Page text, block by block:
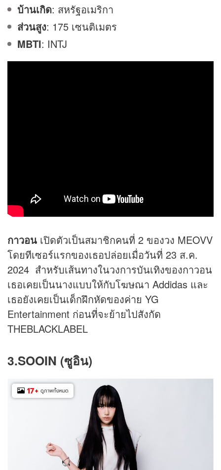
บ้านเกิด: สหรัฐอเมริกา
ส่วนสูง: 175 เซนติเมตร
MBTI: INTJ
กาวอน เปิดตัวเป็นสมาชิกคนที่ 2 ของวง MEOVV
โดยทีเซอร์แรกของเธอปล่อยเมื่อวันที่ 23 ส.ค.
2024 สำหรับเส้นทางในวงการบันเทิงของกาวอน
เธอเคยเป็นนางแบบให้กับโฆษณา Addidas และ
เธอยังเคยเป็นเด็กฝึกหัดของค่าย YG
Entertainment ก่อนที่จะย้ายไปสังกัด
THEBLACKLABEL
3.SOOIN (ซูอิน)
17+ ดูภาพทั้งหมด